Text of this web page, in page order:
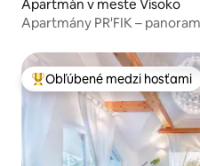
Apartmán v meste Visoko
Apartmány PR'FIK –
Najobľúbenejšie medzi
Obľúbené medzi hosťami